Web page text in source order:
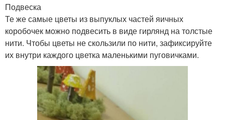
Подвеска
Те же самые цветы из выпуклых частей яичных
коробочек можно подвесить в виде гирлянд на толстые
нити. Чтобы цветы не скользили по нити, зафиксируйте
их внутри каждого цветка маленькими пуговичками.